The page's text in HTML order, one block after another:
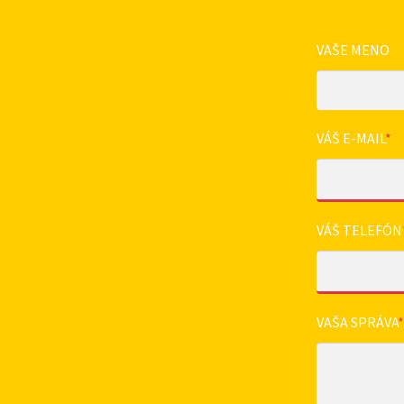
VAŠE MENO
VÁŠ E-MAIL*
VÁŠ TELEFÓN
VAŠA SPRÁVA*